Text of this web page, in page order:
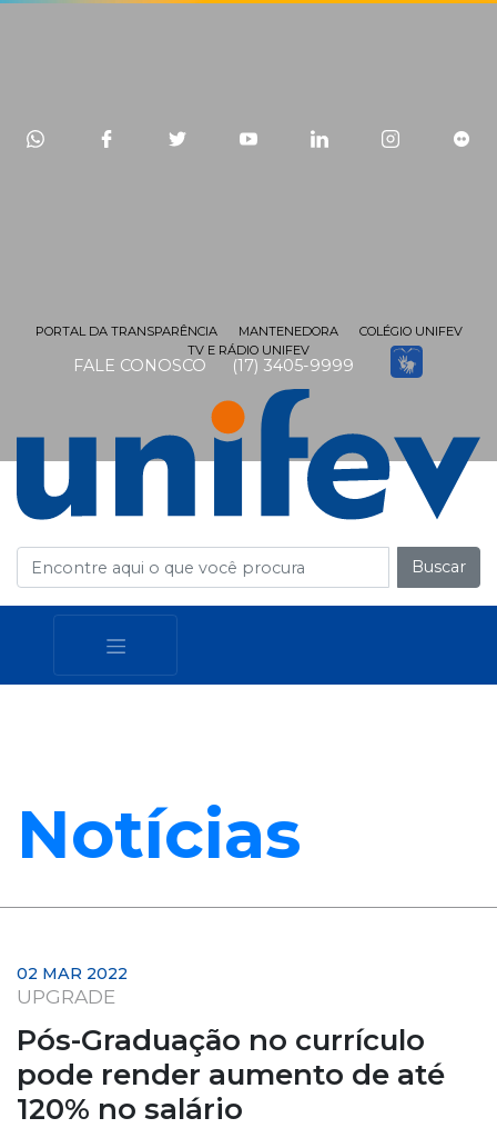
FALE CONOSCO (17) 3405-9999
PORTAL DA TRANSPARÊNCIA MANTENEDORA
COLÉGIO UNIFEV
TV E RÁDIO UNIFEV
Buscar
Notícias
02 MAR 2022
UPGRADE
Pós-Graduação no currículo
pode render aumento de até
120% no salário